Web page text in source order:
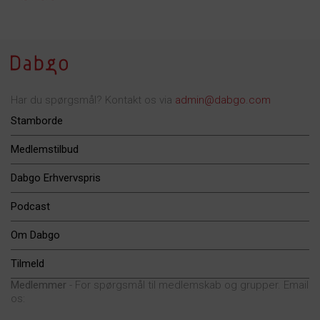
Har du spørgsmål? Kontakt os via admin@dabgo.com
Stamborde
Medlemstilbud
Dabgo Erhvervspris
Podcast
Om Dabgo
Tilmeld
Medlemmer - For spørgsmål til medlemskab og grupper. Email
os: